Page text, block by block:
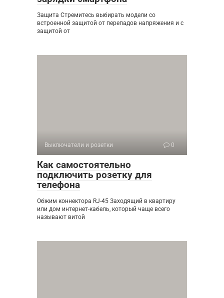
Защита Стремитесь выбирать модели со
встроенной защитой от перепадов напряжения и с
защитой от
Выключатели и розетки 0
Как самостоятельно
подключить розетку для
телефона
Обжим коннектора RJ-45 Заходящий в квартиру
или дом интернет-кабель, который чаще всего
называют витой